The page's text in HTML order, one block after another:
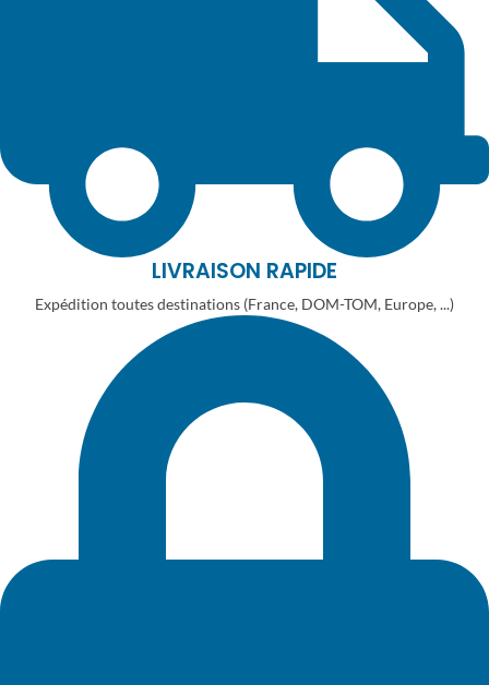
LIVRAISON RAPIDE
Expédition toutes destinations (France, DOM-TOM, Europe, ...)